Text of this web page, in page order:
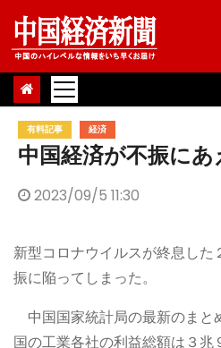
Skip
content
有料記事 経済
中国経済が不振に
2023/09/5 11:30
新型コロナウイルスが終息した
振に陥ってしまった。
中国国家統計局の最新のまと
国の工業各社の利益総額は３兆